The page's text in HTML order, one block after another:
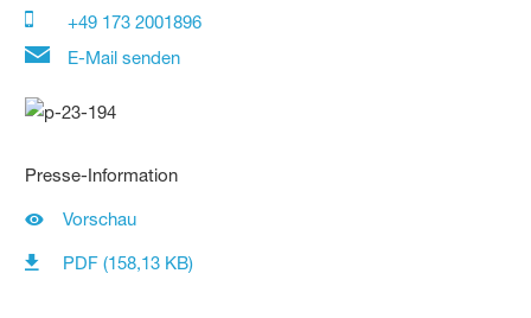
+49 173 2001896
E-Mail senden
Presse-Information
Vorschau
PDF (158,13 KB)